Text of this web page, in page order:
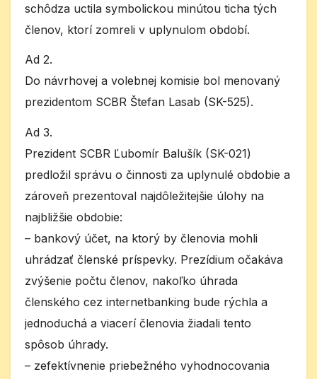
schôdza uctila symbolickou minútou ticha tých
členov, ktorí zomreli v uplynulom období.
Ad 2.
Do návrhovej a volebnej komisie bol menovaný
prezidentom SCBR Štefan Lasab (SK-525).
Ad 3.
Prezident SCBR Ľubomír Balušík (SK-021)
predložil správu o činnosti za uplynulé obdobie a
zároveň prezentoval najdôležitejšie úlohy na
najbližšie obdobie:
– bankový účet, na ktorý by členovia mohli
uhrádzať členské príspevky. Prezídium očakáva
zvýšenie počtu členov, nakoľko úhrada
členského cez internetbanking bude rýchla a
jednoduchá a viacerí členovia žiadali tento
spôsob úhrady.
– zefektívnenie priebežného vyhodnocovania